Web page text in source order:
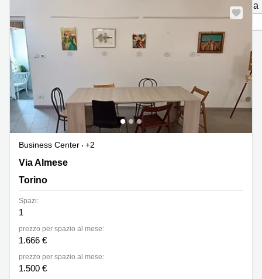
Brescia
Pescara
Verona
Catania
Bologna
Bergamo
Como
Napoli
in
affitto a
Pescara
Coworking
Lombardy
Business
center
Toscana
Business
center
center
Coworking
Campania
Coworking
Cagliari
pagina
Nuovo
Business Center
+2
Via Almese 17, Torino
Via Almese
Torino
Spazi:
1
prezzo per spazio al mese:
1.666 €
prezzo per spazio al mese:
1.500 €